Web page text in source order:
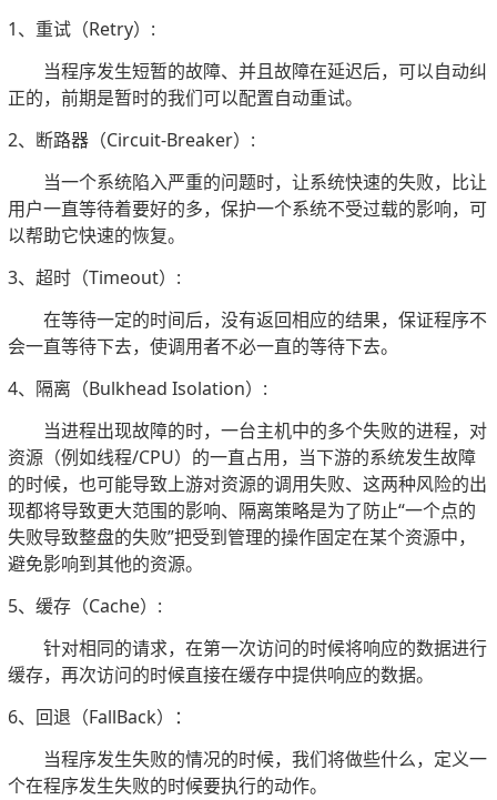
1、重试（Retry）:
当程序发生短暂的故障、并且故障在延迟后，可以自动纠
正的，前期是暂时的我们可以配置自动重试。
2、断路器（Circuit-Breaker）:
当一个系统陷入严重的问题时，让系统快速的失败，比让
用户一直等待着要好的多，保护一个系统不受过载的影响，可
以帮助它快速的恢复。
3、超时（Timeout）:
在等待一定的时间后，没有返回相应的结果，保证程序不
会一直等待下去，使调用者不必一直的等待下去。
4、隔离（Bulkhead Isolation）:
当进程出现故障的时，一台主机中的多个失败的进程，对
资源（例如线程/CPU）的一直占用，当下游的系统发生故障
的时候，也可能导致上游对资源的调用失败、这两种风险的出
现都将导致更大范围的影响、隔离策略是为了防止“一个点的
失败导致整盘的失败”把受到管理的操作固定在某个资源中，
避免影响到其他的资源。
5、缓存（Cache）:
针对相同的请求，在第一次访问的时候将响应的数据进行
缓存，再次访问的时候直接在缓存中提供响应的数据。
6、回退（FallBack）：
当程序发生失败的情况的时候，我们将做些什么，定义一
个在程序发生失败的时候要执行的动作。